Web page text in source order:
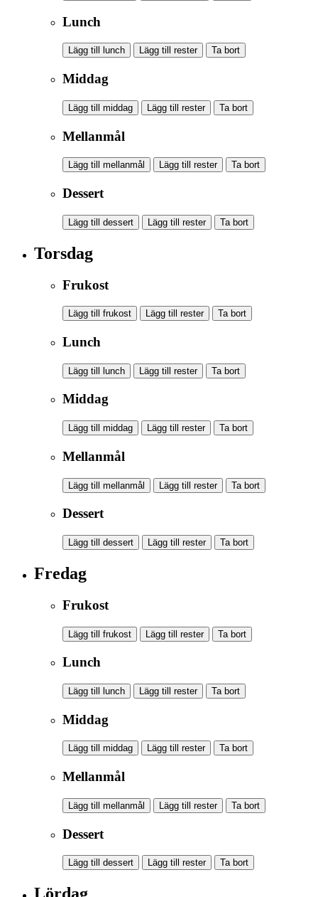
Lunch
Lägg till lunch Lägg till rester Ta bort
Middag
Lägg till middag Lägg till rester Ta bort
Mellanmål
Lägg till mellanmål Lägg till rester Ta bort
Dessert
Lägg till dessert Lägg till rester Ta bort
Torsdag
Frukost
Lägg till frukost Lägg till rester Ta bort
Lunch
Lägg till lunch Lägg till rester Ta bort
Middag
Lägg till middag Lägg till rester Ta bort
Mellanmål
Lägg till mellanmål Lägg till rester Ta bort
Dessert
Lägg till dessert Lägg till rester Ta bort
Fredag
Frukost
Lägg till frukost Lägg till rester Ta bort
Lunch
Lägg till lunch Lägg till rester Ta bort
Middag
Lägg till middag Lägg till rester Ta bort
Mellanmål
Lägg till mellanmål Lägg till rester Ta bort
Dessert
Lägg till dessert Lägg till rester Ta bort